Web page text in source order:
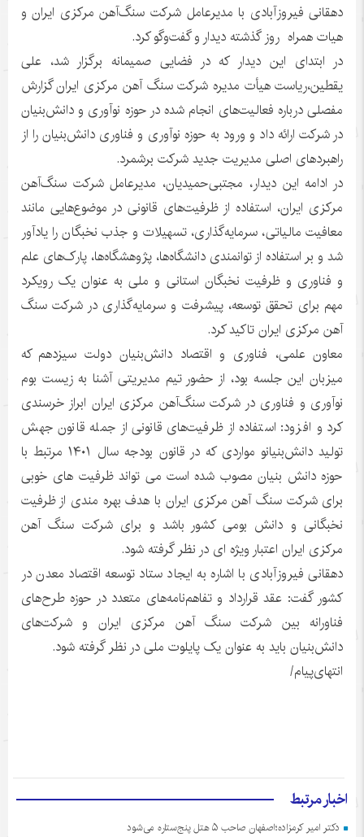
دهقانی فیروزآبادی با مدیرعامل شرکت سنگ‌آهن مرکزی ایران و
هیات همراه روز گذشته دیدار و گفت‌وگو کرد.
در ابتدای این دیدار که در فضایی صمیمانه‌ برگزار شد، علی
یقطین،ریاست هیأت مدیره شرکت سنگ آهن مرکزی ایران گزارش
مفصلی درباره فعالیت‌های انجام شده در حوزه نوآوری و دانش‌بنیان
در شرکت ارائه داد و ورود به حوزه نوآوری و فناوری دانش‌بنیان را از
راهبردهای اصلی مدیریت جدید شرکت برشمرد.
در ادامه این دیدار، مجتبی‌حمیدیان، مدیرعامل شرکت سنگ‌آهن
مرکزی ایران، استفاده از ظرفیت‌های قانونی در موضوع‌هایی مانند
معافیت مالیاتی، سرمایه‌گذاری، تسهیلات و جذب نخبگان را یادآور
شد و بر استفاده از توانمندی دانشگاه‌ها، پژوهشگاه‌ها، پارک‌های علم
و فناوری و ظرفیت‌ نخبگان استانی و ملی به عنوان یک رویکرد
مهم برای تحقق توسعه، پیشرفت و سرمایه‌گذاری در شرکت سنگ
آهن مرکزی ایران تاکید کرد.
معاون علمی، فناوری و اقتصاد دانش‌بنیان دولت سیزدهم که
میزبان این جلسه بود، از حضور تیم مدیریتی آشنا به زیست بوم
نوآوری و فناوری در شرکت سنگ‌آهن مرکزی ایران ابراز خرسندی
کرد و افزود: استفاده از ظرفیت‌های قانونی از جمله قانون جهش
تولید دانش‌بنیانو مواردی که در قانون بودجه سال ۱۴۰۱ مرتبط با
حوزه دانش بنیان مصوب شده است می تواند ظرفیت های خوبی
برای شرکت سنگ آهن مرکزی ایران با هدف بهره مندی از ظرفیت
نخبگانی و دانش بومی کشور باشد و برای شرکت سنگ آهن
مرکزی ایران اعتبار ویژه ای در نظر گرفته شود.
دهقانی فیروزآبادی با اشاره به ایجاد ستاد توسعه اقتصاد معدن در
کشور گفت: عقد قرارداد و تفاهم‌نامه‌های متعدد در حوزه طرح‌های
فناورانه بین شرکت سنگ آهن مرکزی ایران و شرکت‌های
دانش‌بنیان باید به عنوان یک پایلوت ملی در نظر گرفته شود.
انتهای‌پیام/
اخبار مرتبط
دکتر امیر کرمزاده؛اصفهان صاحب ۵ هتل پنج‌ستاره می‌شود